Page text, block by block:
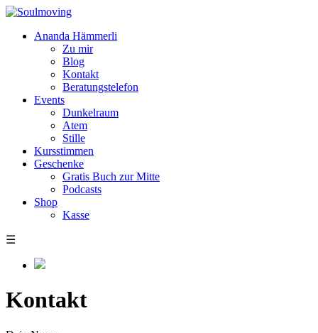
Ananda Hämmerli
Zu mir
Blog
Kontakt
Beratungstelefon
Events
Dunkelraum
Atem
Stille
Kursstimmen
Geschenke
Gratis Buch zur Mitte
Podcasts
Shop
Kasse
☰
Kontakt